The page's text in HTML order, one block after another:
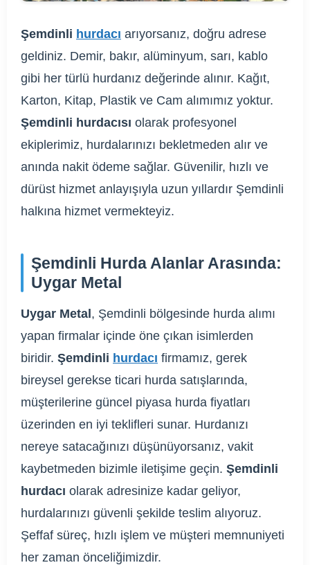
Şemdinli hurdacı arıyorsanız, doğru adrese
geldiniz. Demir, bakır, alüminyum, sarı, kablo
gibi her türlü hurdanız değerinde alınır. Kağıt,
Karton, Kitap, Plastik ve Cam alımımız yoktur.
Şemdinli hurdacısı olarak profesyonel
ekiplerimiz, hurdalarınızı bekletmeden alır ve
anında nakit ödeme sağlar. Güvenilir, hızlı ve
dürüst hizmet anlayışıyla uzun yıllardır Şemdinli
halkına hizmet vermekteyiz.
Şemdinli Hurda Alanlar Arasında:
Uygar Metal
Uygar Metal, Şemdinli bölgesinde hurda alımı
yapan firmalar içinde öne çıkan isimlerden
biridir. Şemdinli hurdacı firmamız, gerek
bireysel gerekse ticari hurda satışlarında,
müşterilerine güncel piyasa hurda fiyatları
üzerinden en iyi teklifleri sunar. Hurdanızı
nereye satacağınızı düşünüyorsanız, vakit
kaybetmeden bizimle iletişime geçin. Şemdinli
hurdacı olarak adresinize kadar geliyor,
hurdalarınızı güvenli şekilde teslim alıyoruz.
Şeffaf süreç, hızlı işlem ve müşteri memnuniyeti
her zaman önceliğimizdir.